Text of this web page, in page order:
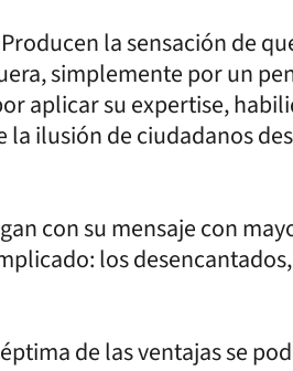
la sensación de
simplemente por un
aplicar su expertise,
ilusión de ciudadanos
con su mensaje con
los desencantados,
de las ventajas se